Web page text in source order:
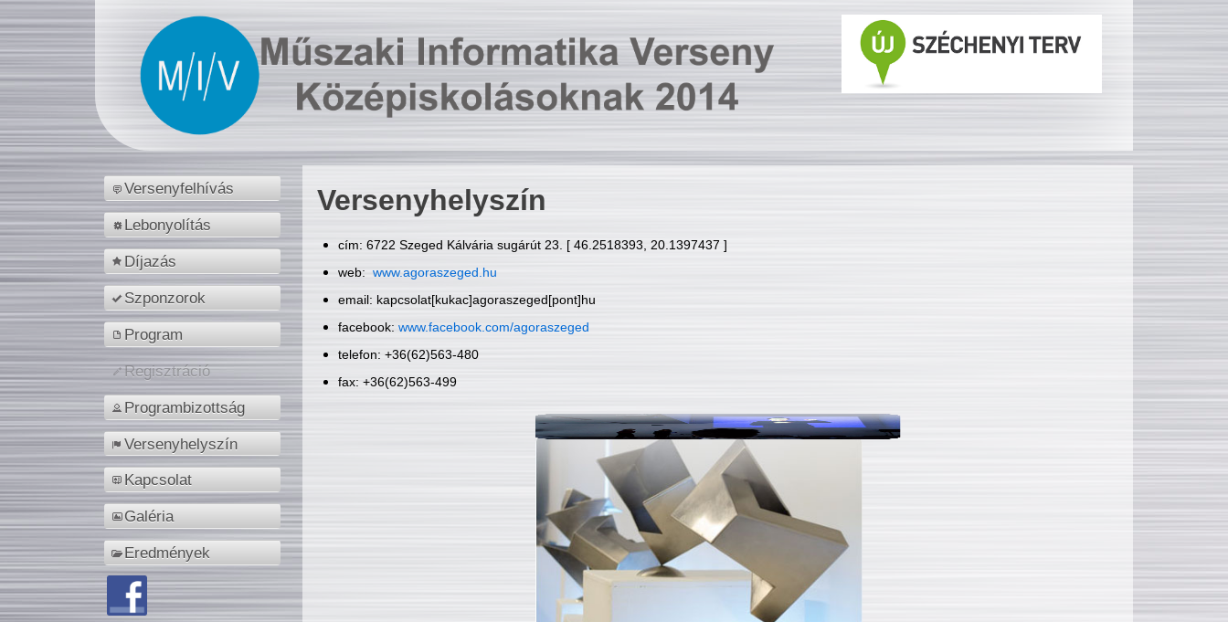
Versenyfelhívás
Lebonyolítás
Díjazás
Szponzorok
Program
Regisztráció
Programbizottság
Versenyhelyszín
Kapcsolat
Galéria
Eredmények
Versenyhelyszín
cím: 6722 Szeged Kálvária sugárút 23. [ 46.2518393, 20.1397437 ]
web: www.agoraszeged.hu
email: kapcsolat[kukac]agoraszeged[pont]hu
facebook: www.facebook.com/agoraszeged
telefon: +36(62)563-480
fax: +36(62)563-499